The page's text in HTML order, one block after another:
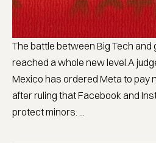
The battle between Big Tech
reached a whole new level.A
Mexico has ordered Meta to pay
after ruling that Facebook and
protect minors. ...